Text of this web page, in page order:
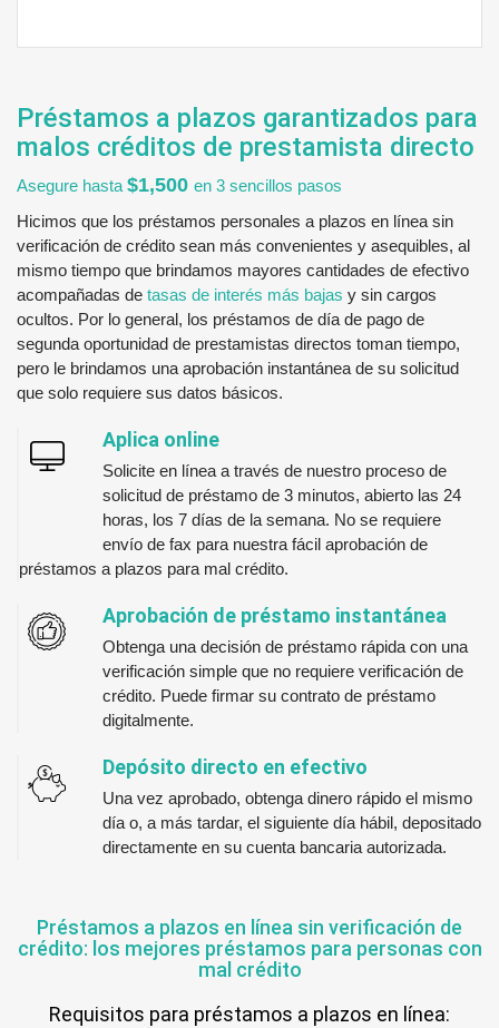
Préstamos a plazos garantizados para
malos créditos de prestamista directo
Asegure hasta $1,500 en 3 sencillos pasos
Hicimos que los préstamos personales a plazos en línea sin
verificación de crédito sean más convenientes y asequibles, al
mismo tiempo que brindamos mayores cantidades de efectivo
acompañadas de tasas de interés más bajas y sin cargos
ocultos. Por lo general, los préstamos de día de pago de
segunda oportunidad de prestamistas directos toman tiempo,
pero le brindamos una aprobación instantánea de su solicitud
que solo requiere sus datos básicos.
Aplica online
Solicite en línea a través de nuestro proceso de
solicitud de préstamo de 3 minutos, abierto las 24
horas, los 7 días de la semana. No se requiere
envío de fax para nuestra fácil aprobación de
préstamos a plazos para mal crédito.
Aprobación de préstamo instantánea
Obtenga una decisión de préstamo rápida con una
verificación simple que no requiere verificación de
crédito. Puede firmar su contrato de préstamo
digitalmente.
Depósito directo en efectivo
Una vez aprobado, obtenga dinero rápido el mismo
día o, a más tardar, el siguiente día hábil, depositado
directamente en su cuenta bancaria autorizada.
Préstamos a plazos en línea sin verificación de
crédito: los mejores préstamos para personas con
mal crédito
Requisitos para préstamos a plazos en línea: